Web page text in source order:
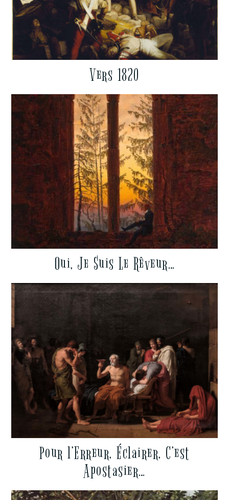
Vers 1820
Oui, Je Suis Le Rêveur…
Pour l’Erreur, Éclairer, C’est
Apostasier…